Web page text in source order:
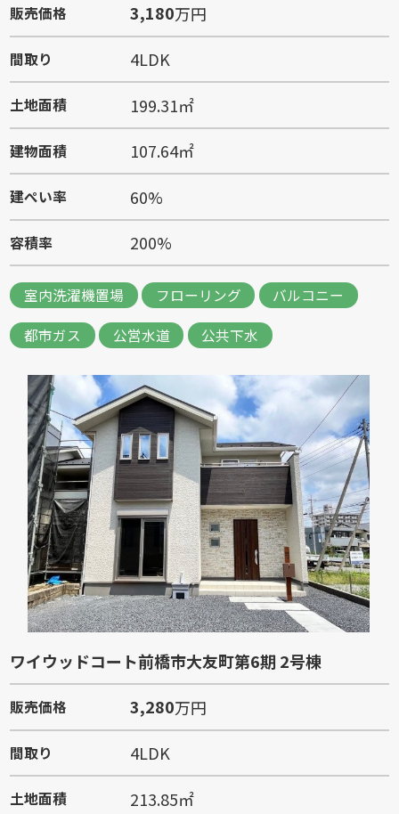
販売価格 3,180万円
間取り 4LDK
土地面積 199.31㎡
建物面積 107.64㎡
建ぺい率 60%
容積率 200%
室内洗濯機置場 フローリング
バルコニー
都市ガス
公営水道 公共下水
ワイウッドコート前橋市大友町第6期 2号棟
販売価格 3,280万円
間取り 4LDK
土地面積 213.85㎡